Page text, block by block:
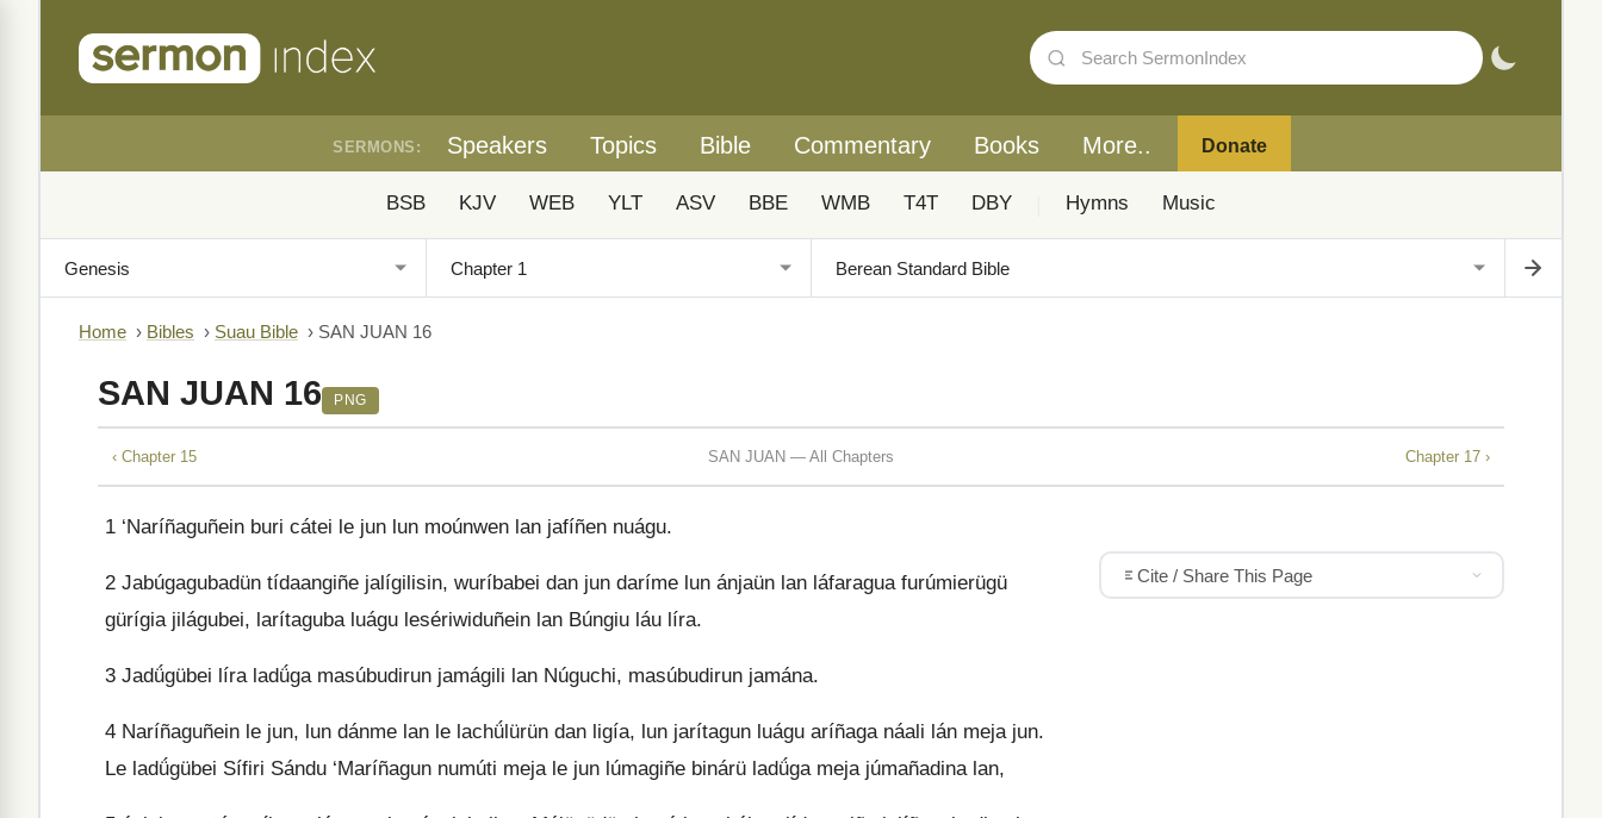
SERMONS: Speakers Topics Bible Commentary Books More.. Donate
BSB KJV WEB YLT ASV BBE WMB T4T DBY Hymns Music
Home › Bibles › Suau Bible › SAN JUAN 16
SAN JUAN 16 PNG
‹ Chapter 15 SAN JUAN — All Chapters Chapter 17 ›
1 ‘Naríñaguñein buri cátei le jun lun moúnwen lan jafíñen nuágu.
2 Jabúgagubadün tídaangiñe jalígilisin, wuríbabei dan jun daríme lun ánjaün lan láfaragua furúmierügü
gürígia jilágubei, larítaguba luágu lesériwiduñein lan Búngiu láu líra.
3 Jadǘgübei líra ladǘga masúbudirun jamágili lan Núguchi, masúbudirun jamána.
4 Naríñaguñein le jun, lun dánme lan le lachǘlürün dan ligía, lun jarítagun luágu aríñaga náali lán meja jun.
Le ladǘgübei Sífiri Sándu ‘Maríñagun numúti meja le jun lúmagiñe binárü ladǘga meja júmañadina lan,
Cite / Share This Page